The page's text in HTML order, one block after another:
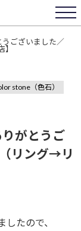
うございました／
stone（色石）
りがとうご
リング→リ
たので、